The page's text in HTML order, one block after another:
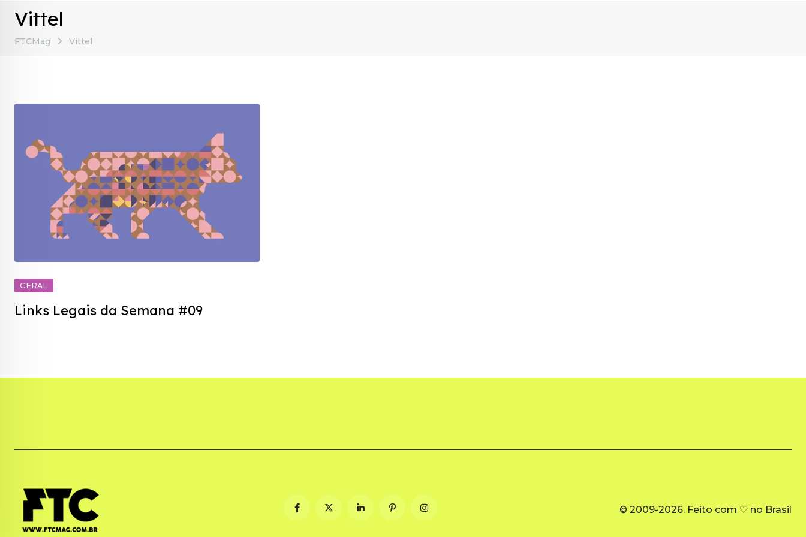
Vittel
FTCMag Vittel
GERAL
Links Legais da Semana #09
© 2009-2026. Feito com ♡ no Brasil